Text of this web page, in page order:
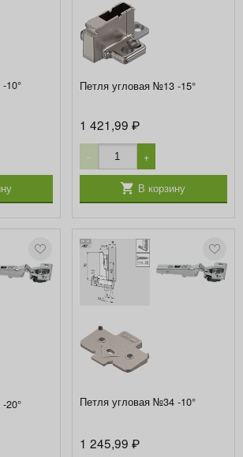
10° Петля угловая №13 -15°
1 421,99 ₽
− +
В корзину
20° Петля угловая №34 -10°
1 245,99 ₽